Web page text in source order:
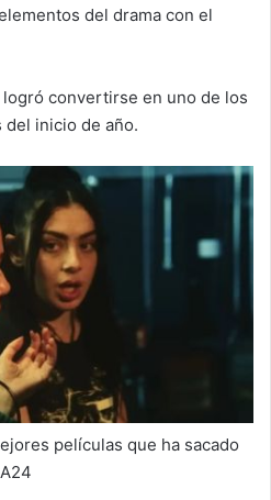
del drama con el
convertirse en uno de los
inicio de año.
películas que ha sacado